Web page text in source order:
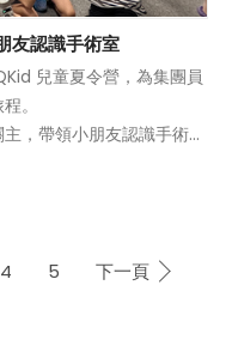
友認識手術室
兒童夏令營，為集團員
。
，帶領小朋友認識手術室
開刀相關的器官知識。
歡笑中學習醫療知識、激
4 5 下一頁